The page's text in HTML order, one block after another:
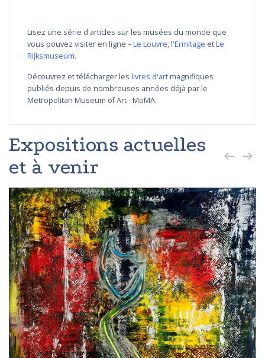
Lisez une série d'articles sur les musées du monde que
vous pouvez visiter en ligne –Le Louvre,l'Ermitage etLe
Rijksmuseum.
Découvrez et télécharger les livres d'artmagnifiques
publiés depuis de nombreuses années déjà par le
Metropolitan Museum of Art - MoMA.
Expositions actuelles
et à venir